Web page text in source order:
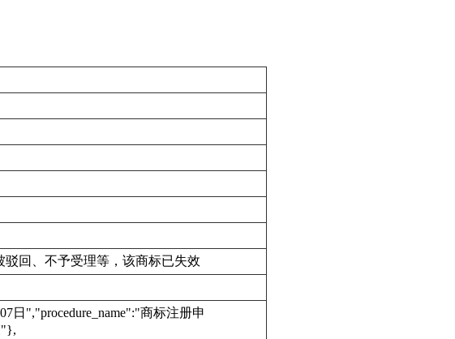
驳回、不予受理等，该商标已失效
日","procedure_name":"商标注册申
"},